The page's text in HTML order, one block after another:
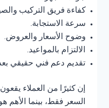
كفاءة فريق التركيب
سرعة الاستجابة.
وضوح الأسعار والعروض.
الالتزام بالمواعيد.
تقديم دعم فني حقيقي
إن كثيرًا من العملاء
السعر فقط، بينما الأهم